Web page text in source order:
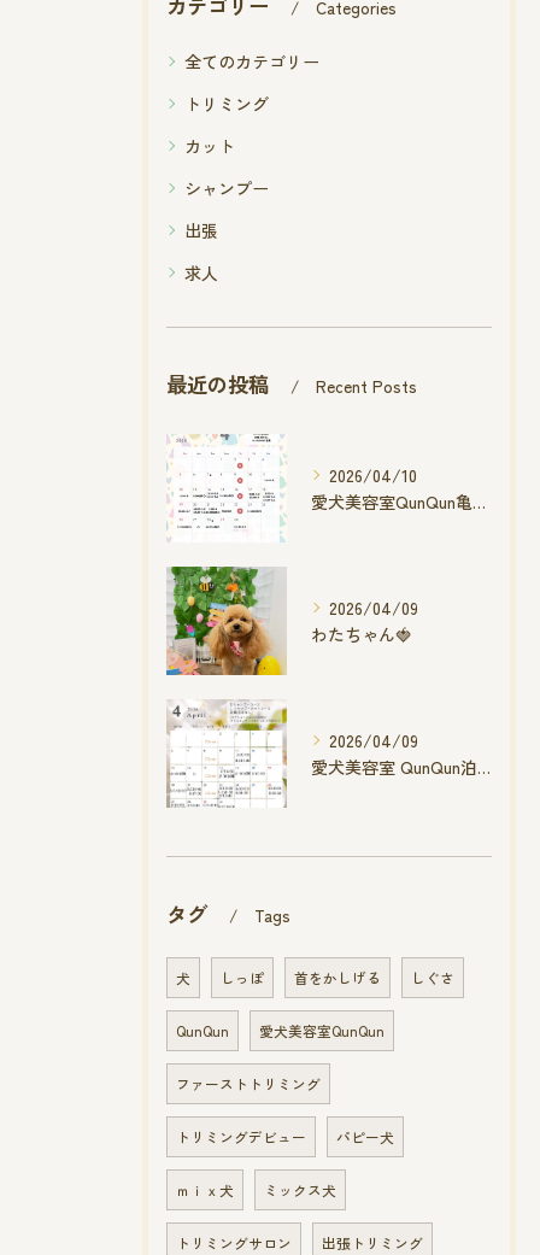
Categories
全てのカテゴリー
トリミング
カット
シャンプー
出張
求人
最近の投稿 Recent Posts
2026/04/10
愛犬美容室QunQun亀山エコー店
2026/04/09
わたちゃん🍓
2026/04/09
愛犬美容室 QunQun泊店 4月空き状況です
タグ Tags
犬 しっぽ 首をかしげる しぐさ
QunQun 愛犬美容室QunQun
ファーストトリミング
トリミングデビュー パピー犬
ｍｉｘ犬 ミックス犬
トリミングサロン 出張トリミング